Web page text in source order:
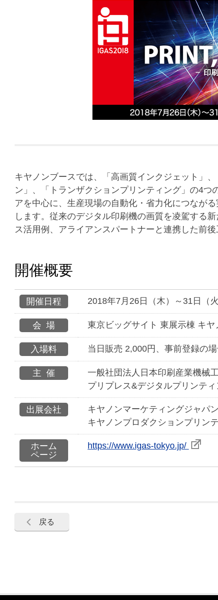
キヤノンブースでは、「高画質インクジェット」
ン」、「トランザクションプリンティング」の4
アを中心に、生産現場の自動化・省力化につなが
します。従来のデジタル印刷機の画質を凌駕する
ス活用例、アライアンスパートナーと連携した前
開催概要
開催日程 2018年7月26日（木）～31日（
会場 東京ビッグサイト 東展示棟 キ
入場料 当日販売 2,000円、事前登録の
主催
一般社団法人日本印刷産業機械
プリプレス&デジタルプリンテ
出展会社
キヤノンマーケティングジャパ
キヤノンプロダクションプリン
ホーム
ページ
https://www.igas-tokyo.jp/
戻る